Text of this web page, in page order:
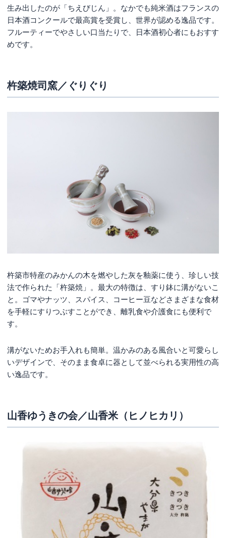
生み出したのが「ちえびじん」。なかでも純米酒はフランスの
日本酒コンクールで最高賞を受賞し、世界が認める逸品です。
フルーティーでやさしい口当たりで、日本酒初心者にもおすす
めです。
杵築焼司窯／ぐりぐり
杵築市特産のみかんの木を燃やした灰を釉薬に使う、珍しい技
法で作られた「杵築焼」。最大の特徴は、すり鉢に溝がないこ
と。ゴマやナッツ、スパイス、コーヒー豆などさまざまな食材
を手軽にすりつぶすことができ、離乳食や介護食にも便利で
す。
溝がないためお手入れも簡単。温かみのある風合いと可愛らし
いデザインで、そのまま食卓に器として並べられる実用性の高
い逸品です。
山香ゆうきの会／山香米（ヒノヒカリ）